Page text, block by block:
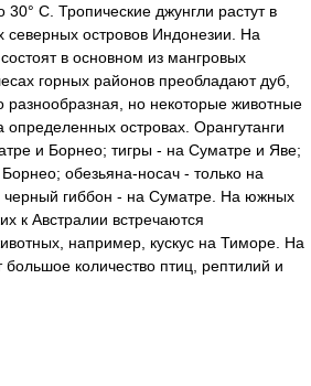
30° С. Тропические джунгли растут в
северных островов Индонезии. На
в основном из мангровых
горных районов преобладают дуб,
разнообразная, но некоторые животные
определенных островах. Орангутанги
и Борнео; тигры - на Суматре и Яве;
обезьяна-носач - только на
черный гиббон - на Суматре. На южных
к Австралии встречаются
например, кускус на Тиморе. На
большое количество птиц, рептилий и